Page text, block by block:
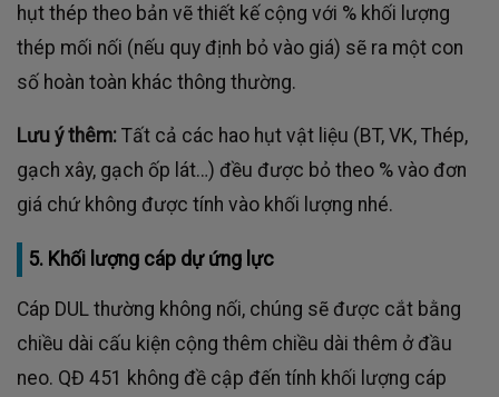
hụt thép theo bản vẽ thiết kế cộng với % khối lượng
thép mối nối (nếu quy định bỏ vào giá) sẽ ra một con
số hoàn toàn khác thông thường.
Lưu ý thêm: Tất cả các hao hụt vật liệu (BT, VK, Thép,
gạch xây, gạch ốp lát…) đều được bỏ theo % vào đơn
giá chứ không được tính vào khối lượng nhé.
5. Khối lượng cáp dự ứng lực
Cáp DUL thường không nối, chúng sẽ được cắt bằng
chiều dài cấu kiện cộng thêm chiều dài thêm ở đầu
neo. QĐ 451 không đề cập đến tính khối lượng cáp